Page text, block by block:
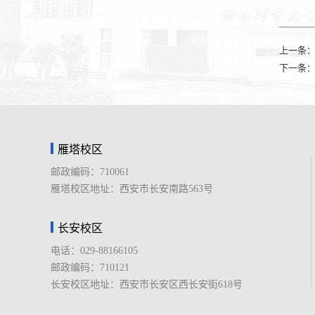
上一条：
下一条：
雁塔校区
邮政编码：710061
雁塔校区地址：西安市长安南路563号
长安校区
电话：029-88166105
邮政编码：710121
长安校区地址：西安市长安区西长安街618号